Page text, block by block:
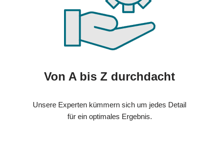
Von A bis Z durchdacht
Unsere Experten kümmern sich um jedes Detail
für ein optimales Ergebnis.